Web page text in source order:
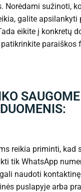
Norėdami sužinoti,
galite apsilankyti
eikite į konkretų
paraiškos
DUOMENIS:
reikia priminti, kad
tik WhatsApp
naudoti
puslapyje arba